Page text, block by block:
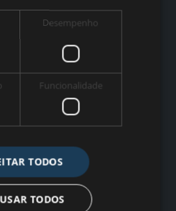
17h30 Sábados, Domingos e
Desempenho
Funcionalidade
TODOS
TODOS